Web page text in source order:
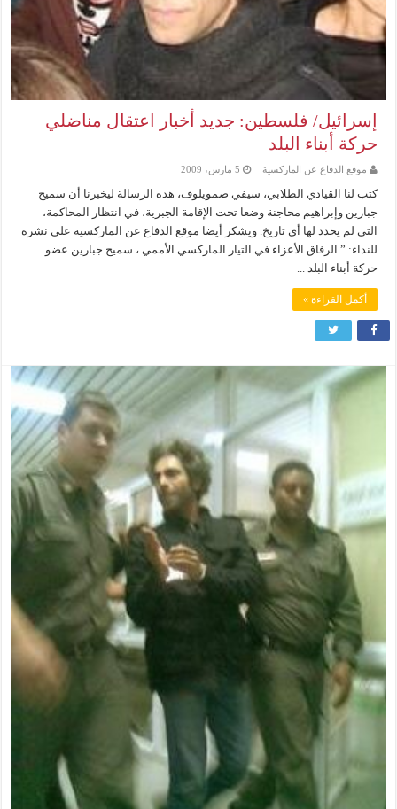
إسرائيل/ فلسطين: جديد أخبار اعتقال مناضلي
حركة أبناء البلد
موقع الدفاع عن الماركسية 5 مارس، 2009
كتب لنا القيادي الطلابي، سيفي صمويلوف، هذه الرسالة ليخبرنا أن سميح
جبارين وإبراهيم محاجنة وضعا تحت الإقامة الجبرية، في انتظار المحاكمة،
التي لم يحدد لها أي تاريخ. ويشكر أيضا موقع الدفاع عن الماركسية على نشره
للنداء: ” الرفاق الأعزاء في التيار الماركسي الأممي ، سميح جبارين عضو
حركة أبناء البلد ...
أكمل القراءة »